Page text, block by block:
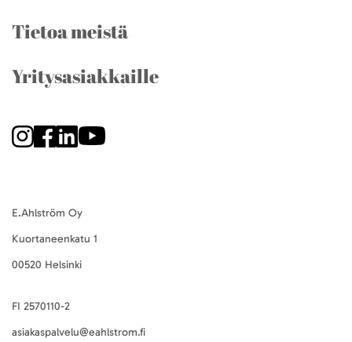
Tietoa meistä
Yritysasiakkaille
E.Ahlström Oy
Kuortaneenkatu 1
00520 Helsinki
FI 2570110-2
asiakaspalvelu@eahlstrom.fi